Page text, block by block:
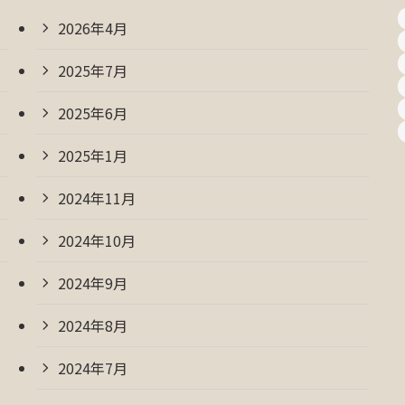
2026年4月
2025年7月
2025年6月
2025年1月
2024年11月
2024年10月
2024年9月
2024年8月
2024年7月